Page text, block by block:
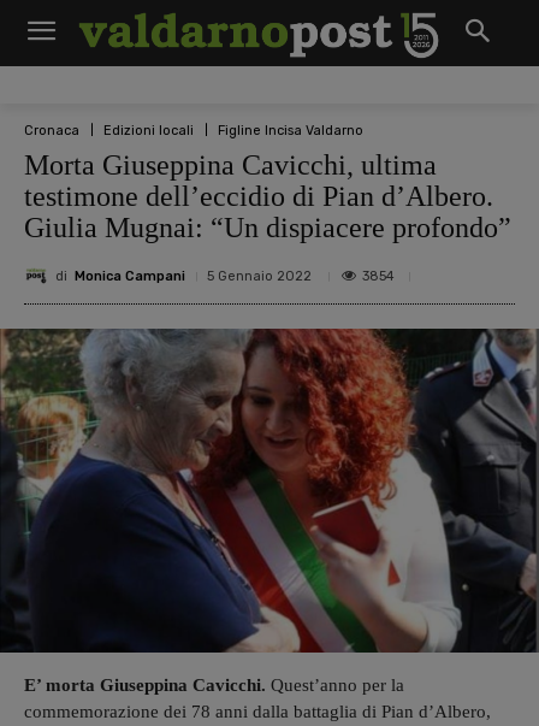
Cronaca Edizioni locali Figline Incisa Valdarno
Morta Giuseppina Cavicchi, ultima
testimone dell’eccidio di Pian d’Albero.
Giulia Mugnai: “Un dispiacere profondo”
di Monica Campani 5 Gennaio 2022 3854
E’ morta Giuseppina Cavicchi. Quest’anno per la
commemorazione dei 78 anni dalla battaglia di Pian d’Albero,